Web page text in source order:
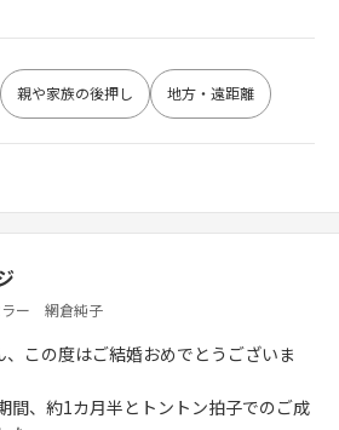
親や家族の後押し 地方・遠距離
ラー 網倉純子
、この度はご結婚おめでとうございま
間、約1カ月半とトントン拍子でのご成